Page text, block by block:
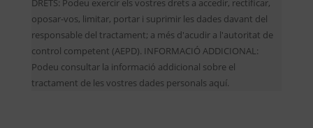
DRETS: Podeu exercir els vostres drets a accedir, rectificar,
oposar-vos, limitar, portar i suprimir les dades davant del
responsable del tractament; a més d'acudir a l'autoritat de
control competent (AEPD). INFORMACIÓ ADDICIONAL:
Podeu consultar la informació addicional sobre el
tractament de les vostres dades personals aquí.